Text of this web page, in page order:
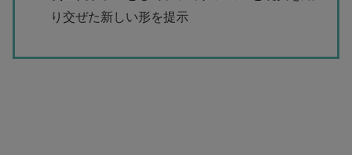
り交ぜた新しい形を提示